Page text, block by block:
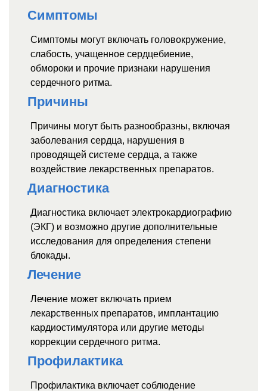
Симптомы
Симптомы могут включать головокружение,
слабость, учащенное сердцебиение,
обмороки и прочие признаки нарушения
сердечного ритма.
Причины
Причины могут быть разнообразны, включая
заболевания сердца, нарушения в
проводящей системе сердца, а также
воздействие лекарственных препаратов.
Диагностика
Диагностика включает электрокардиографию
(ЭКГ) и возможно другие дополнительные
исследования для определения степени
блокады.
Лечение
Лечение может включать прием
лекарственных препаратов, имплантацию
кардиостимулятора или другие методы
коррекции сердечного ритма.
Профилактика
Профилактика включает соблюдение